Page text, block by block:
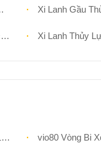
Xi Lanh Gầu Thủy Lực 336el
Xi Lanh Thủy Lực pc300hd-7l
vio80 Vòng Bi Xoay Cho Phụ